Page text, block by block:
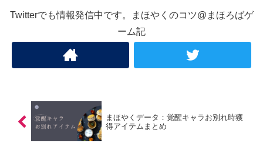
Twitterでも情報発信中です。まほやくのコツ@まほろばゲ
ーム記
まほやくデータ：覚醒キャラお別れ時獲
得アイテムまとめ